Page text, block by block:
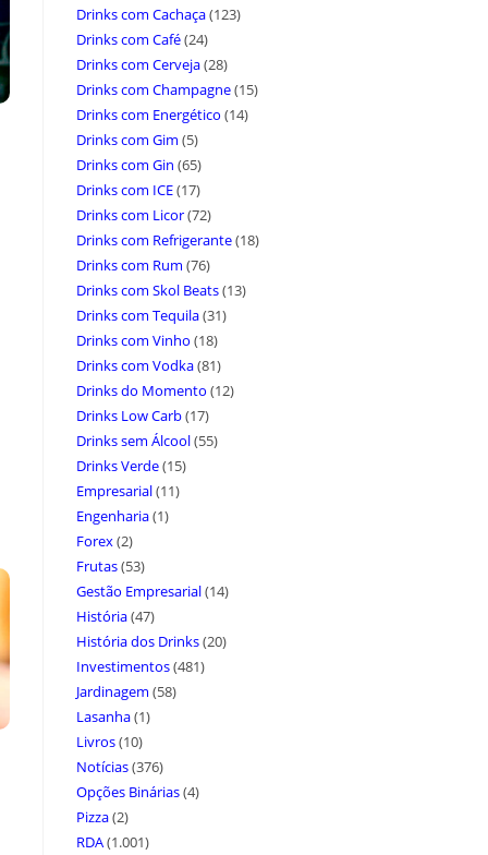
Drinks com Cachaça(123)
Drinks com Café(24)
Drinks com Cerveja(28)
Drinks com Champagne(15)
Drinks com Energético (14)
Drinks com Gim (5)
Drinks com Gin (65)
Drinks com ICE(17)
Drinks com Licor(72)
Drinks com Refrigerante(18)
Drinks com Rum (76)
Drinks com Skol Beats(13)
Drinks com Tequila(31)
Drinks com Vinho (18)
Drinks com Vodka(81)
Drinks do Momento (12)
Drinks Low Carb(17)
Drinks sem Álcool(55)
Drinks Verde(15)
Empresarial(11)
Engenharia(1)
Forex(2)
Frutas(53)
Gestão Empresarial(14)
História(47)
História dos Drinks(20)
Investimentos(481)
Jardinagem (58)
Lasanha(1)
Livros(10)
Notícias(376)
Opções Binárias(4)
Pizza(2)
RDA(1.001)